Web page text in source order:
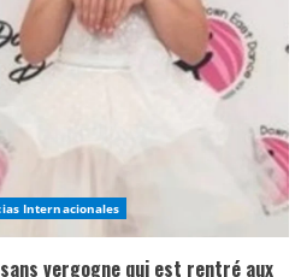
Internacionales
vergogne qui est rentré aux